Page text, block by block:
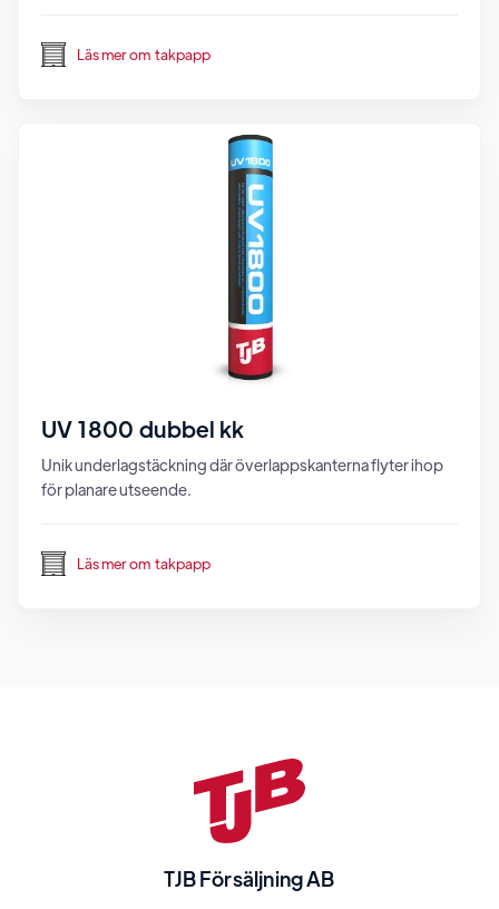
Läs mer om takpapp
UV 1800 dubbel kk
Unik underlagstäckning där överlappskanterna flyter ihop
för planare utseende.
Läs mer om takpapp
TJB Försäljning AB